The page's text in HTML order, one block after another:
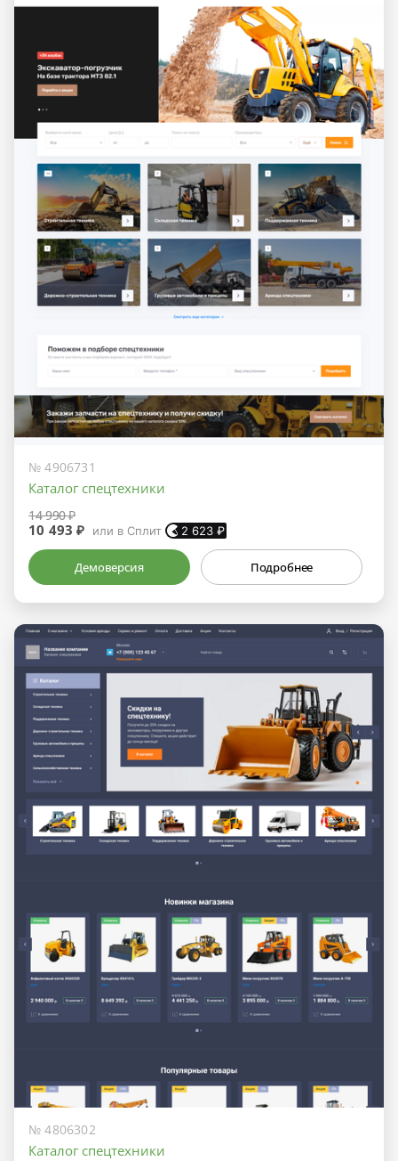
№ 4906731
Каталог спецтехники
14 990 ₽
10 493 ₽ или в Сплит 2 623₽
Демоверсия Подробнее
№ 4806302
Каталог спецтехники